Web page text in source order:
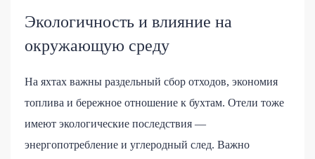
Экологичность и влияние на
окружающую среду
На яхтах важны раздельный сбор отходов, экономия
топлива и бережное отношение к бухтам. Отели тоже
имеют экологические последствия —
энергопотребление и углеродный след. Важно